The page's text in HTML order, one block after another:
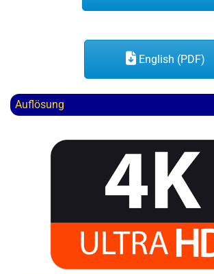
English (PDF)
Auflösung